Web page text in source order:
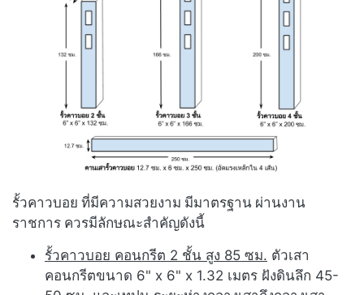
รั้วคาวบอย ที่มีความสวยงาม มีมาตรฐาน ผ่านงาน
ราชการ ควรมีลักษณะสำคัญดังนี้
รั้วคาวบอย คอนกรีต 2 ชั้น สูง 85 ซม. ตัวเสา
คอนกรีตขนาด 6" x 6" x 1.32 เมตร ฝังดินลึก 45-